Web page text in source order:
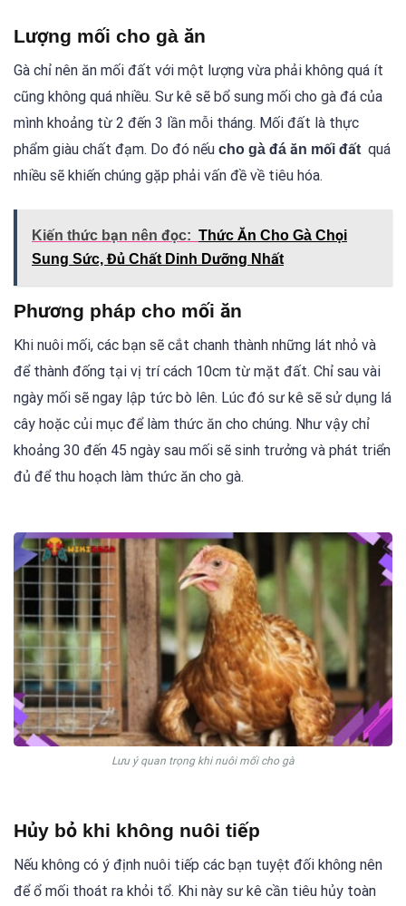
Lượng mối cho gà ăn
Gà chỉ nên ăn mối đất với một lượng vừa phải không quá ít
cũng không quá nhiều. Sư kê sẽ bổ sung mối cho gà đá của
mình khoảng từ 2 đến 3 lần mỗi tháng. Mối đất là thực
phẩm giàu chất đạm. Do đó nếu cho gà đá ăn mối đất quá
nhiều sẽ khiến chúng gặp phải vấn đề về tiêu hóa.
Kiến thức bạn nên đọc: Thức Ăn Cho Gà Chọi
Sung Sức, Đủ Chất Dinh Dưỡng Nhất
Phương pháp cho mối ăn
Khi nuôi mối, các bạn sẽ cắt chanh thành những lát nhỏ và
để thành đống tại vị trí cách 10cm từ mặt đất. Chỉ sau vài
ngày mối sẽ ngay lập tức bò lên. Lúc đó sư kê sẽ sử dụng lá
cây hoặc củi mục để làm thức ăn cho chúng. Như vậy chỉ
khoảng 30 đến 45 ngày sau mối sẽ sinh trưởng và phát triển
đủ để thu hoạch làm thức ăn cho gà.
Lưu ý quan trọng khi nuôi mối cho gà
Hủy bỏ khi không nuôi tiếp
Nếu không có ý định nuôi tiếp các bạn tuyệt đối không nên
để ổ mối thoát ra khỏi tổ. Khi này sư kê cần tiêu hủy toàn